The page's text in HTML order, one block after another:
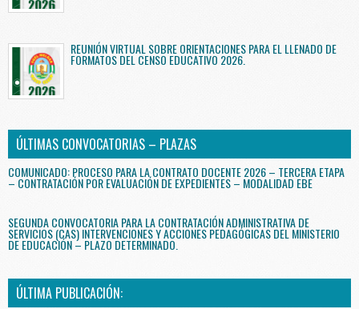
REUNIÓN VIRTUAL SOBRE ORIENTACIONES PARA EL LLENADO DE
FORMATOS DEL CENSO EDUCATIVO 2026.
ÚLTIMAS CONVOCATORIAS – PLAZAS
COMUNICADO: PROCESO PARA LA CONTRATO DOCENTE 2026 – TERCERA ETAPA
– CONTRATACIÓN POR EVALUACIÓN DE EXPEDIENTES – MODALIDAD EBE
SEGUNDA CONVOCATORIA PARA LA CONTRATACIÓN ADMINISTRATIVA DE
SERVICIOS (CAS) INTERVENCIONES Y ACCIONES PEDAGÓGICAS DEL MINISTERIO
DE EDUCACIÓN – PLAZO DETERMINADO.
ÚLTIMA PUBLICACIÓN: